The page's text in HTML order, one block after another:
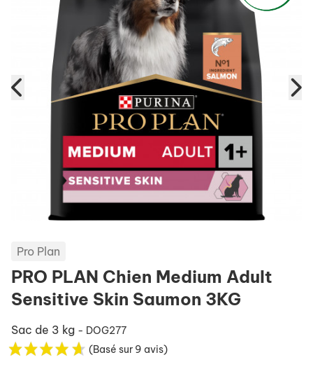
Pro Plan
PRO PLAN Chien Medium Adult
Sensitive Skin Saumon 3KG
Sac de 3 kg - DOG277
(Basé sur 9 avis)